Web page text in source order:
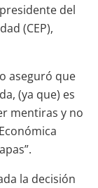
del
(CEP),
aseguró que
(ya que) es
mentiras y no
la decisión